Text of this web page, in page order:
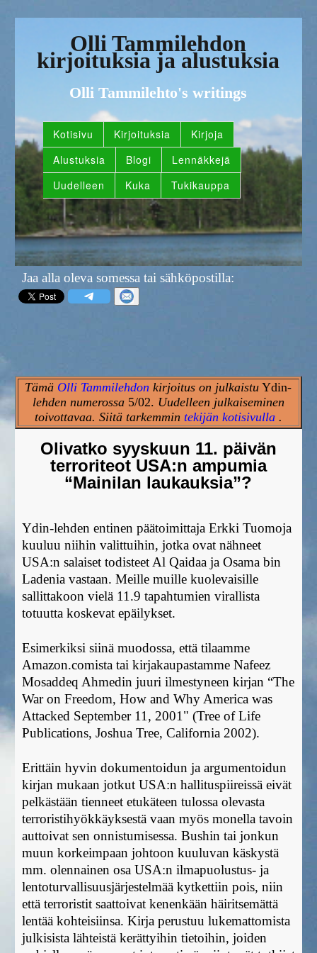
Olli Tammilehdon
kirjoituksia ja alustuksia
Olli Tammilehto's writings
Kotisivu Kirjoituksia
Kirjoja
Alustuksia
Blogi
Lennäkkejä
Uudelleen
Kuka Tukikauppa
Jaa alla oleva somessa tai sähköpostilla:
Tämä Olli Tammilehdon kirjoitus on julkaistu Ydin-
lehden numerossa 5/02. Uudelleen julkaiseminen
toivottavaa. Siitä tarkemmin tekijän kotisivulla.
Olivatko syyskuun 11. päivän
terroriteot USA:n ampumia
“Mainilan laukauksia”?
Ydin-lehden entinen päätoimittaja Erkki Tuomoja
kuuluu niihin valittuihin, jotka ovat nähneet
USA:n salaiset todisteet Al Qaidaa ja Osama bin
Ladenia vastaan. Meille muille kuolevaisille
sallittakoon vielä 11.9 tapahtumien virallista
totuutta koskevat epäilykset.
Esimerkiksi siinä muodossa, että tilaamme
Amazon.comista tai kirjakaupastamme Nafeez
Mosaddeq Ahmedin juuri ilmestyneen kirjan “The
War on Freedom, How and Why America was
Attacked September 11, 2001" (Tree of Life
Publications, Joshua Tree, California 2002).
Erittäin hyvin dokumentoidun ja argumentoidun
kirjan mukaan jotkut USA:n hallituspiireissä eivät
pelkästään tienneet etukäteen tulossa olevasta
terroristihyökkäyksestä vaan myös monella tavoin
auttoivat sen onnistumisessa. Bushin tai jonkun
muun korkeimpaan johtoon kuuluvan käskystä
mm. olennainen osa USA:n ilmapuolustus- ja
lentoturvallisuusjärjestelmää kytkettiin pois, niin
että terroristit saattoivat kenenkään häiritsemättä
lentää kohteisiinsa. Kirja perustuu lukemattomista
julkisista lähteistä kerättyihin tietoihin, joiden